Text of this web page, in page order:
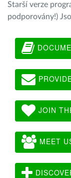
Starší verze
podporovány!)
JOIN
MEET